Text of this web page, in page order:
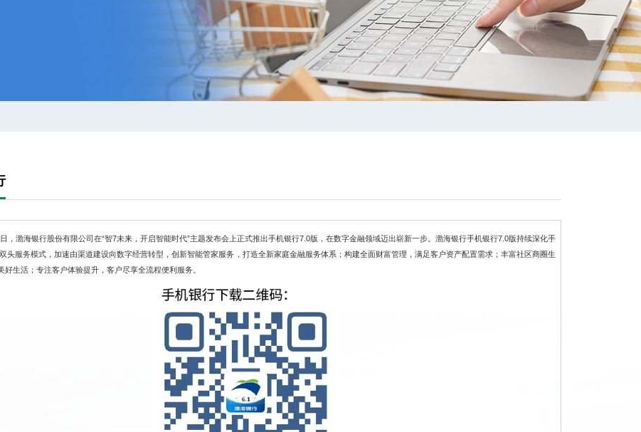
渤海银行股份有限公司在“智7未来，开启智能时代”主题发布会上正式推出手机银行7.0版，在数字金融领域迈出崭新一步。渤海银行手机银行7.0版持续深化手
头服务模式，加速由渠道建设向数字经营转型，创新智能管家服务，打造全新家庭金融服务体系；构建全面财富管理，满足客户资产配置需求；丰富社区商圈生
好生活；专注客户体验提升，客户尽享全流程便利服务。